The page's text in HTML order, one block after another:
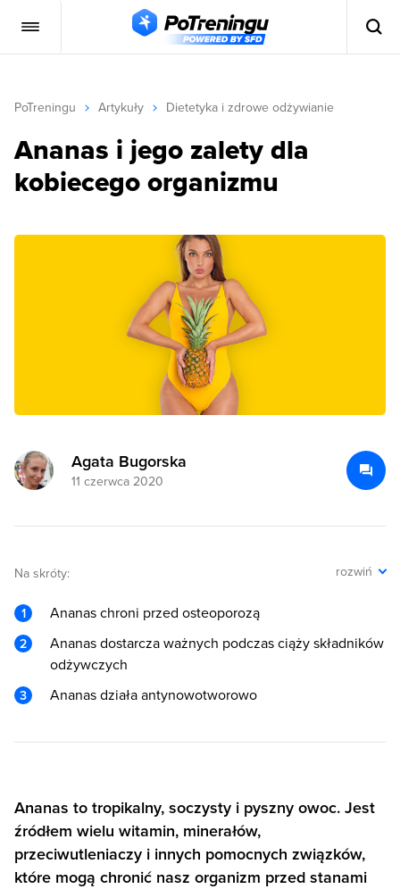
PoTreningu Artykuły Dietetyka i zdrowe odżywianie
Ananas i jego zalety dla
kobiecego organizmu
Agata Bugorska
11 czerwca 2020
Na skróty: rozwiń
Ananas chroni przed osteoporozą
Ananas dostarcza ważnych podczas ciąży składników
odżywczych
Ananas działa antynowotworowo
Ananas to tropikalny, soczysty i pyszny owoc. Jest
źródłem wielu witamin, minerałów,
przeciwutleniaczy i innych pomocnych związków,
które mogą chronić nasz organizm przed stanami